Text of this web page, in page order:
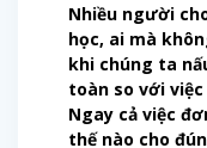
Nhiều người
học, ai mà
khi chúng ta
toàn so với
Ngay cả việc
thế nào cho